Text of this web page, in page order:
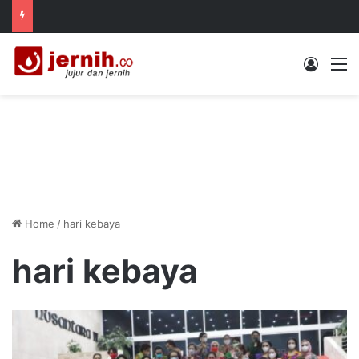
Log In
Home / hari kebaya
hari kebaya